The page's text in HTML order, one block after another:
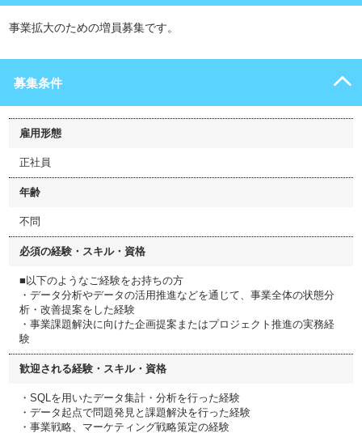
事業拡大のための増員募集です。
募集条件
雇用形態
正社員
年齢
不問
必須の経験・スキル・資格
■以下のようなご経験をお持ちの方
・データ分析やデータの活用推進などを通じて、事業全体の状態分
析・改善提案をした経験
・事業課題解決に向けた企画提案またはプロジェクト推進の実務経
験
歓迎される経験・スキル・資格
・SQLを用いたデータ集計・分析を行った経験
・データ起点で問題発見と課題解決を行った経験
・事業戦略、マーケティング戦略策定の経験